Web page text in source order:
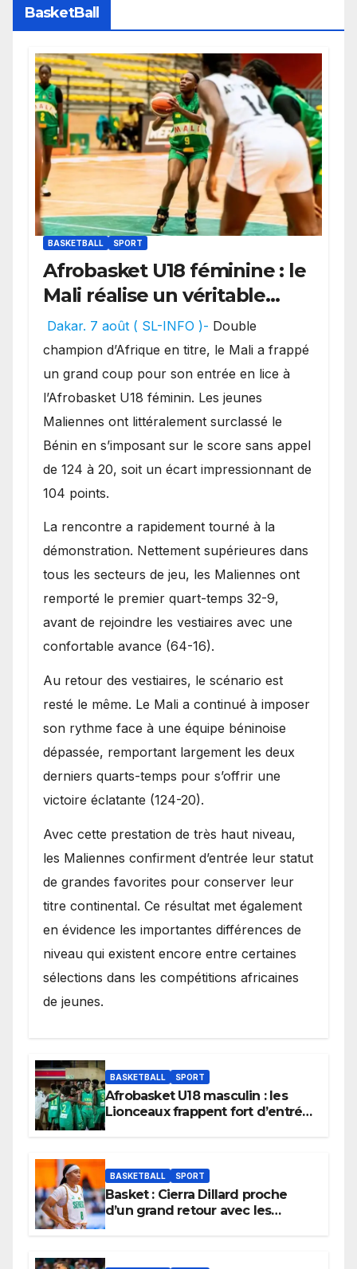
BasketBall
BASKETBALL SPORT
Afrobasket U18 féminine : le
Mali réalise un véritable
festival offensif et inflige
une lourde défaite au
Bénin.
Dakar. 7 août ( SL-INFO )- Double
champion d’Afrique en titre, le Mali a frappé
un grand coup pour son entrée en lice à
l’Afrobasket U18 féminin. Les jeunes
Maliennes ont littéralement surclassé le
Bénin en s’imposant sur le score sans appel
de 124 à 20, soit un écart impressionnant de
104 points.
La rencontre a rapidement tourné à la
démonstration. Nettement supérieures dans
tous les secteurs de jeu, les Maliennes ont
remporté le premier quart-temps 32-9,
avant de rejoindre les vestiaires avec une
confortable avance (64-16).
Au retour des vestiaires, le scénario est
resté le même. Le Mali a continué à imposer
son rythme face à une équipe béninoise
dépassée, remportant largement les deux
derniers quarts-temps pour s’offrir une
victoire éclatante (124-20).
Avec cette prestation de très haut niveau,
les Maliennes confirment d’entrée leur statut
de grandes favorites pour conserver leur
titre continental. Ce résultat met également
en évidence les importantes différences de
niveau qui existent encore entre certaines
sélections dans les compétitions africaines
de jeunes.
BASKETBALL SPORT
Afrobasket U18 masculin : les
Lionceaux frappent fort d’entrée
BASKETBALL SPORT
Basket : Cierra Dillard proche
d’un grand retour avec les